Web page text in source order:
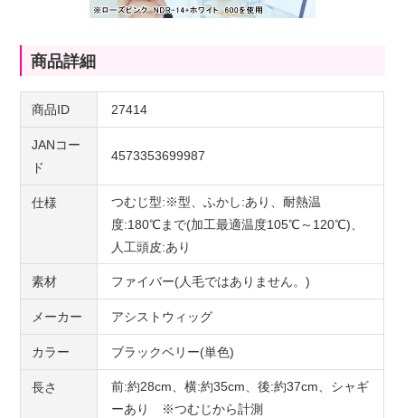
商品詳細
商品ID 27414
JANコー
ド
4573353699987
仕様
つむじ型:※型、ふかし:あり、耐熱温
度:180℃まで(加工最適温度105℃～120℃)、
人工頭皮:あり
素材 ファイバー(人毛ではありません。)
メーカー アシストウィッグ
カラー ブラックベリー(単色)
長さ
前:約28cm、横:約35cm、後:約37cm、シャギ
ーあり ※つむじから計測